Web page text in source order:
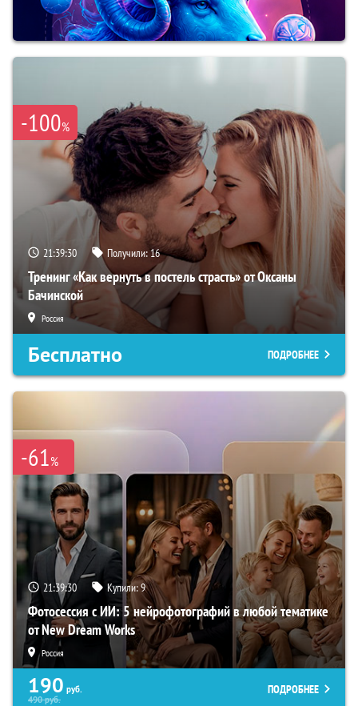
-100%
21:39:29 Получили:16
Тренинг «Как вернуть в постель страсть» от Оксаны
Бачинской
Россия
Бесплатно ПОДРОБНЕЕ
-61%
21:39:29 Купили:9
Фотосессия с ИИ: 5 нейрофотографий в любой тематике
от New Dream Works
Россия
190 руб.
490руб.
ПОДРОБНЕЕ